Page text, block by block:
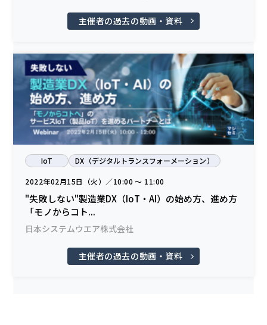
主催者の過去の動画・資料
IoT DX（デジタルトランスフォーメーション）
2022年02月15日（火）／10:00 〜 11:00
"失敗しない"製造業DX（IoT・AI）の始め方、進め方
「モノからコト...
日本システムウエア株式会社
主催者の過去の動画・資料